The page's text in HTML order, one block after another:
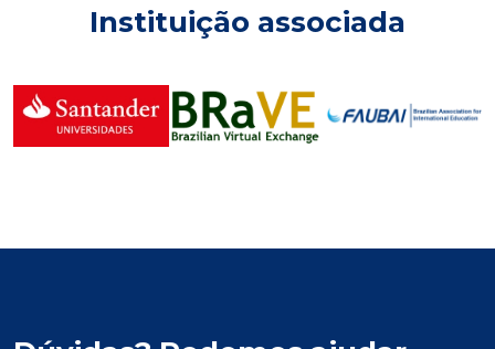
Instituição associada